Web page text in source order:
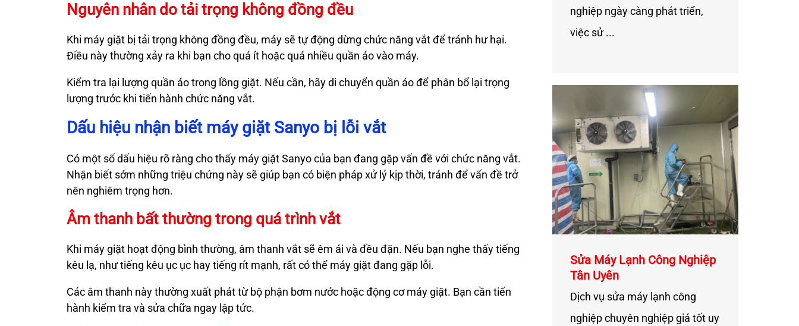
Nguyên nhân do tải trọng không đồng đều
Khi máy giặt bị tải trọng không đồng đều, máy sẽ tự động dừng chức năng vắt để tránh hư hại.
Điều này thường xảy ra khi bạn cho quá ít hoặc quá nhiều quần áo vào máy.
Kiểm tra lại lượng quần áo trong lồng giặt. Nếu cần, hãy di chuyển quần áo để phân bổ lại trọng
lượng trước khi tiến hành chức năng vắt.
Dấu hiệu nhận biết máy giặt Sanyo bị lỗi vắt
Có một số dấu hiệu rõ ràng cho thấy máy giặt Sanyo của bạn đang gặp vấn đề với chức năng vắt.
Nhận biết sớm những triệu chứng này sẽ giúp bạn có biện pháp xử lý kịp thời, tránh để vấn đề trở
nên nghiêm trọng hơn.
Âm thanh bất thường trong quá trình vắt
Khi máy giặt hoạt động bình thường, âm thanh vắt sẽ êm ái và đều đặn. Nếu bạn nghe thấy tiếng
kêu lạ, như tiếng kêu ục ục hay tiếng rít mạnh, rất có thể máy giặt đang gặp lỗi.
Các âm thanh này thường xuất phát từ bộ phận bơm nước hoặc động cơ máy giặt. Bạn cần tiến
hành kiểm tra và sửa chữa ngay lập tức.
nghiệp ngày càng phát triển,
việc sử ...
Sửa Máy Lạnh Công Nghiệp
Tân Uyên
Dịch vụ sửa máy lạnh công
nghiệp chuyên nghiệp giá tốt uy